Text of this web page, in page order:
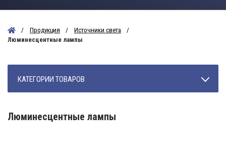
Продукция
Источники света
Люминесцентные лампы
КАТЕГОРИИ ТОВАРОВ
Люминесцентные лампы